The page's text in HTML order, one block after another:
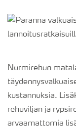
Nurmirehun
kustannuksia.
rehuviljan ja
arvaamattomia